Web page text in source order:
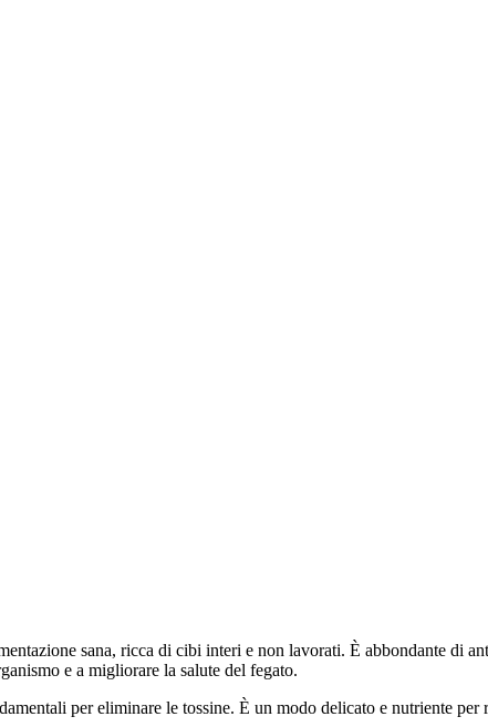
sana, ricca di cibi interi e non lavorati. È abbondante di
e a migliorare la salute del fegato.
per eliminare le tossine. È un modo delicato e nutriente